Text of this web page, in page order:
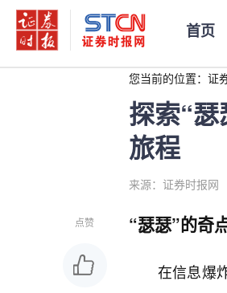
首页
您当前的位置： 证
探索“
旅程
来源：证券时报网
点赞 “瑟瑟”的奇
在信息爆